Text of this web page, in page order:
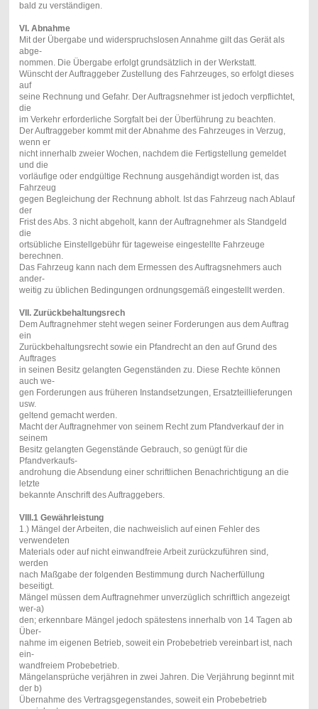
bald zu verständigen.
VI. Abnahme
Mit der Übergabe und widerspruchslosen Annahme gilt das Gerät als
abge-
nommen. Die Übergabe erfolgt grundsätzlich in der Werkstatt.
Wünscht der Auftraggeber Zustellung des Fahrzeuges, so erfolgt dieses
auf
seine Rechnung und Gefahr. Der Auftragsnehmer ist jedoch verpflichtet,
die
im Verkehr erforderliche Sorgfalt bei der Überführung zu beachten.
Der Auftraggeber kommt mit der Abnahme des Fahrzeuges in Verzug,
wenn er
nicht innerhalb zweier Wochen, nachdem die Fertigstellung gemeldet
und die
vorläufige oder endgültige Rechnung ausgehändigt worden ist, das
Fahrzeug
gegen Begleichung der Rechnung abholt. Ist das Fahrzeug nach Ablauf
der
Frist des Abs. 3 nicht abgeholt, kann der Auftragnehmer als Standgeld
die
ortsübliche Einstellgebühr für tageweise eingestellte Fahrzeuge
berechnen.
Das Fahrzeug kann nach dem Ermessen des Auftragsnehmers auch
ander-
weitig zu üblichen Bedingungen ordnungsgemäß eingestellt werden.
VII. Zurückbehaltungsrech
Dem Auftragnehmer steht wegen seiner Forderungen aus dem Auftrag
ein
Zurückbehaltungsrecht sowie ein Pfandrecht an den auf Grund des
Auftrages
in seinen Besitz gelangten Gegenständen zu. Diese Rechte können
auch we-
gen Forderungen aus früheren Instandsetzungen, Ersatzteillieferungen
usw.
geltend gemacht werden.
Macht der Auftragnehmer von seinem Recht zum Pfandverkauf der in
seinem
Besitz gelangten Gegenstände Gebrauch, so genügt für die
Pfandverkaufs-
androhung die Absendung einer schriftlichen Benachrichtigung an die
letzte
bekannte Anschrift des Auftraggebers.
VIII.1 Gewährleistung
1.) Mängel der Arbeiten, die nachweislich auf einen Fehler des
verwendeten
Materials oder auf nicht einwandfreie Arbeit zurückzuführen sind,
werden
nach Maßgabe der folgenden Bestimmung durch Nacherfüllung
beseitigt.
Mängel müssen dem Auftragnehmer unverzüglich schriftlich angezeigt
wer-a)
den; erkennbare Mängel jedoch spätestens innerhalb von 14 Tagen ab
Über-
nahme im eigenen Betrieb, soweit ein Probebetrieb vereinbart ist, nach
ein-
wandfreiem Probebetrieb.
Mängelansprüche verjähren in zwei Jahren. Die Verjährung beginnt mit
der b)
Übernahme des Vertragsgegenstandes, soweit ein Probebetrieb